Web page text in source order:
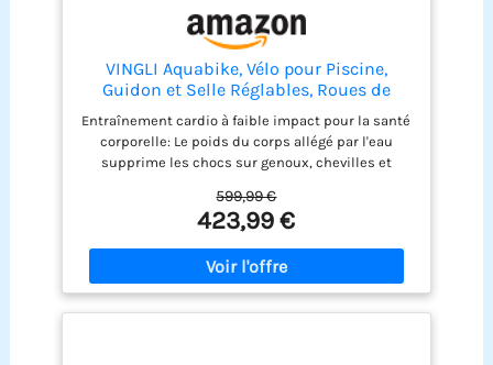
VINGLI Aquabike, Vélo pour Piscine,
Guidon et Selle Réglables, Roues de
Transport, Antidérapant, pour Fitness
Aquatique, Rééducation, Perte de Poids,
en Acier Inoxydable, HDPE, Jusqu'à 150
kg, Gris
Entraînement cardio à faible impact pour la santé
corporelle: Le poids du corps allégé par l'eau
supprime les chocs sur genoux, chevilles et
les seniors, les personnes en surpoids ou
souffrant de douleurs articulaires. La résistance
hydrique naturelle renforce le cœur, améliore
l'endurance cardio, affine la silhouette et muscle
le corps sans la moindre sensation de chaleur
étouffante et de transpiration excessive Multiples
599,99 €
423,99 €